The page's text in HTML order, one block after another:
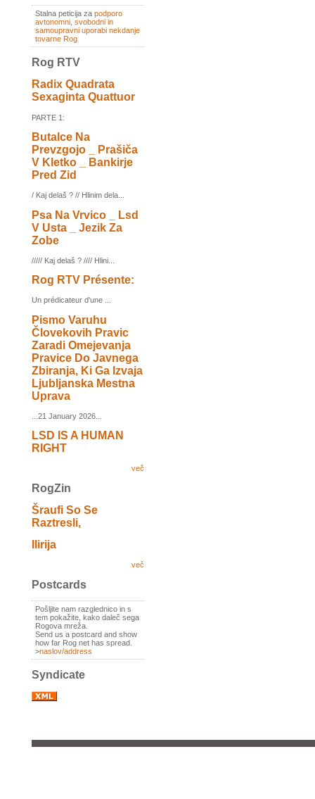
Stalna peticija za podporo
avtonomni, svobodni in
samoupravni uporabi nekdanje
tovarne Rog
Rog RTV
Radix Quadrata
Sexaginta Quattuor
PARTE 1:
Butalce Na
Prevzgojo _ Prašiča
V Kletko _ Bankirje
Pred Zid
/ Kaj delaš ? // Hlinim dela...
Psa Na Vrvico _ Lsd
V Usta _ Jezik Za
Zobe
///// Kaj delaš ? //// Hlini...
Rog RTV Présente:
Un prédicateur d'une ...
Pismo Varuhu
Človekovih Pravic
Zaradi Omejevanja
Pravice Do Javnega
Zbiranja, Ki Ga Izvaja
Ljubljanska Mestna
Uprava
...21 January 2026...
LSD IS A HUMAN
RIGHT
več
RogZin
Šraufi So Se
Raztresli,
Ilirija
več
Postcards
Pošljite nam razglednico in s
tem pokažite, kako daleč sega
Rogova mreža.
Send us a postcard and show
how far Rog net has spread.
>naslov/address
Syndicate